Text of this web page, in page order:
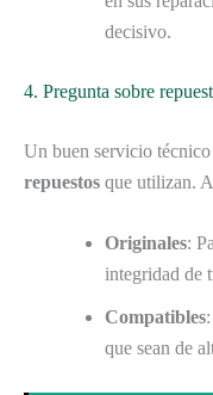
decisivo.
4. Pregunta sobre
Un buen servicio
repuestos que utilizan.
Originales:
integridad de
Compatibles
que sean de